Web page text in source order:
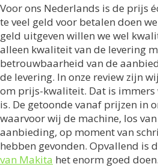
Voor ons Nederlands is de prijs
te veel geld voor betalen doen
geld uitgeven willen we wel
alleen kwaliteit van de levering
betrouwbaarheid van de
de levering. In onze review zijn
om prijs-kwaliteit. Dat is
is. De getoonde vanaf prijzen in
waarvoor wij de machine, los
aanbieding, op moment van
hebben gevonden. Opvallend is
van Makita het enorm goed doen.